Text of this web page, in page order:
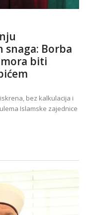
snaga: Borba
biti
bez kalkulacija i
Islamske zajednice